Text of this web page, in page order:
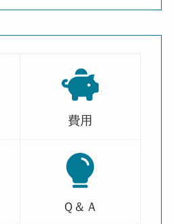
費用
Ｑ＆Ａ